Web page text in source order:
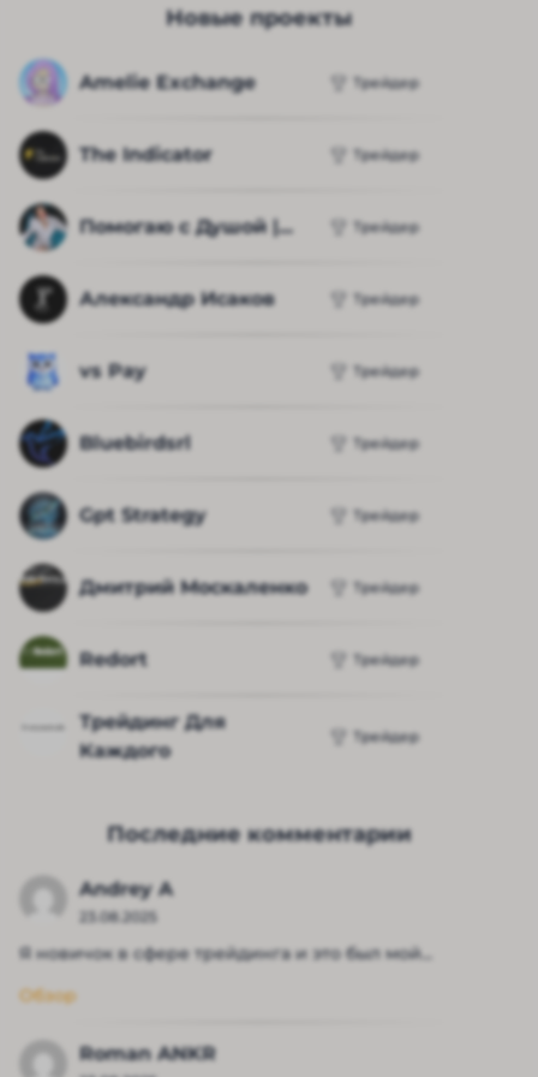
Новые проекты
Amelie Exchange Трейдер
The Indicator Трейдер
Помогаю с Душой |... Трейдер
Александр Исаков Трейдер
vs Pay Трейдер
Bluebirdsrl Трейдер
Gpt Strategy Трейдер
Дмитрий Москаленко Трейдер
Redort Трейдер
Трейдинг Для
Каждого
Трейдер
Последние комментарии
Andrey A
23.08.2025
Я новичок в сфере трейдинга и это был мой...
Обзор
Roman ANKR